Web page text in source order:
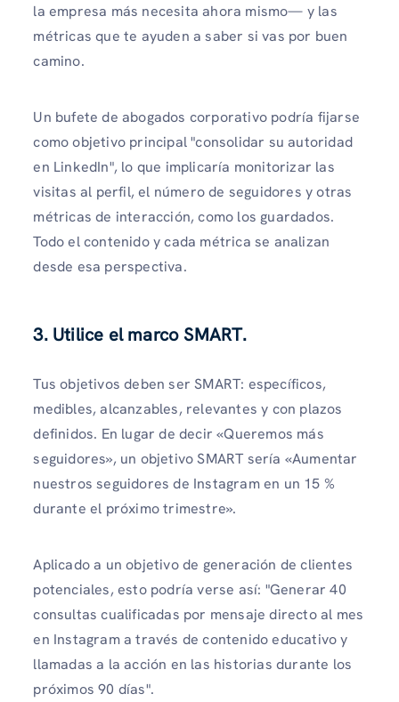
la empresa más necesita ahora mismo— y las
métricas que te ayuden a saber si vas por buen
camino.
Un bufete de abogados corporativo podría fijarse
como objetivo principal "consolidar su autoridad
en LinkedIn", lo que implicaría monitorizar las
visitas al perfil, el número de seguidores y otras
métricas de interacción, como los guardados.
Todo el contenido y cada métrica se analizan
desde esa perspectiva.
3. Utilice el marco SMART.
Tus objetivos deben ser SMART: específicos,
medibles, alcanzables, relevantes y con plazos
definidos. En lugar de decir «Queremos más
seguidores», un objetivo SMART sería «Aumentar
nuestros seguidores de Instagram en un 15 %
durante el próximo trimestre».
Aplicado a un objetivo de generación de clientes
potenciales, esto podría verse así: "Generar 40
consultas cualificadas por mensaje directo al mes
en Instagram a través de contenido educativo y
llamadas a la acción en las historias durante los
próximos 90 días".